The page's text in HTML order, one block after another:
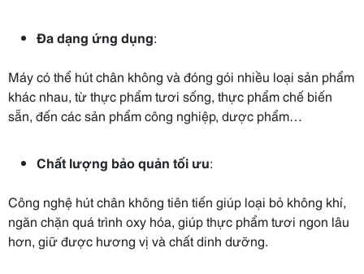
Đa dạng ứng dụng:
Máy có thể hút chân không và đóng gói nhiều loại sản phẩm
khác nhau, từ thực phẩm tươi sống, thực phẩm chế biến
sẵn, đến các sản phẩm công nghiệp, dược phẩm…
Chất lượng bảo quản tối ưu:
Công nghệ hút chân không tiên tiến giúp loại bỏ không khí,
ngăn chặn quá trình oxy hóa, giúp thực phẩm tươi ngon lâu
hơn, giữ được hương vị và chất dinh dưỡng.